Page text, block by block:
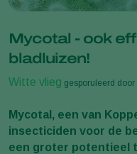
Mycotal - ook
bladluizen!
Witte vlieg gesporuleerd door
Mycotal, een van
insecticiden voor de
een groter potentieel